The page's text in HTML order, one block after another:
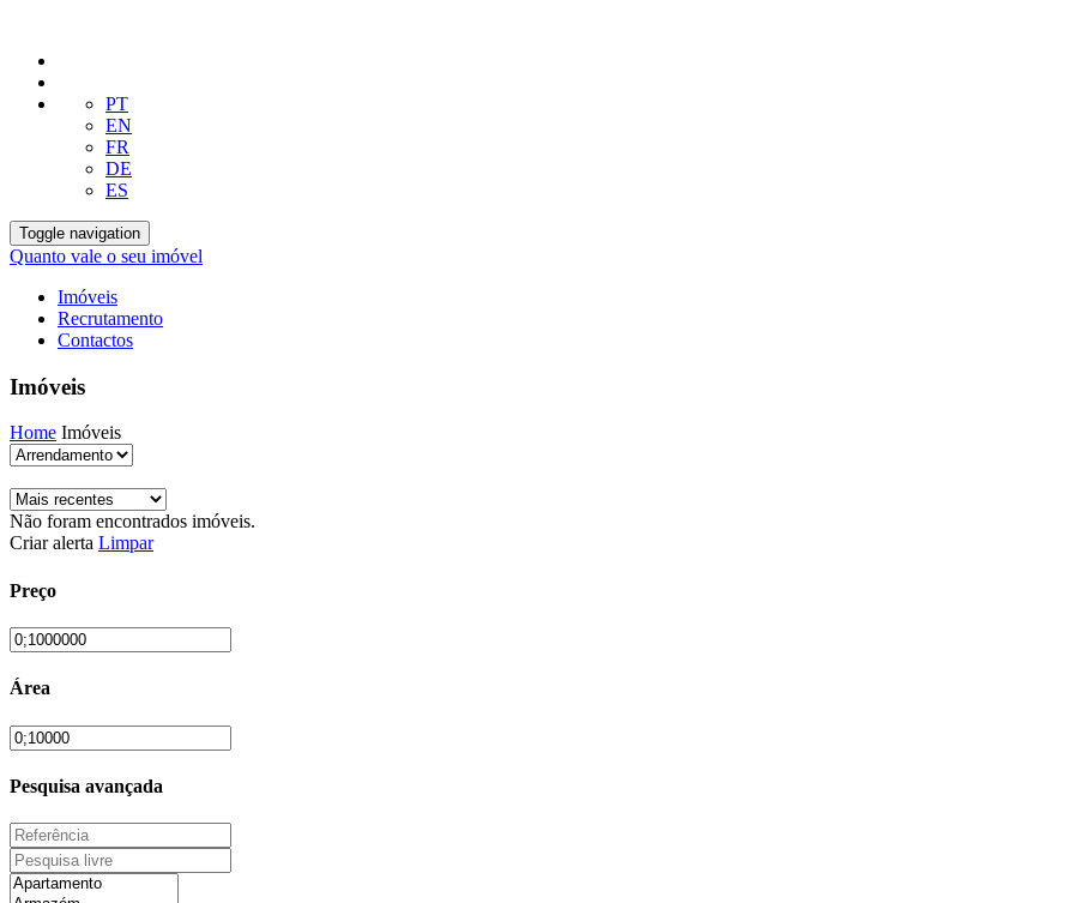
PT
EN
FR
DE
ES
Toggle navigation
Quanto vale o seu imóvel
Imóveis
Recrutamento
Contactos
Imóveis
Home Imóveis
Não foram encontrados imóveis.
Criar alerta Limpar
Preço
Área
Pesquisa avançada